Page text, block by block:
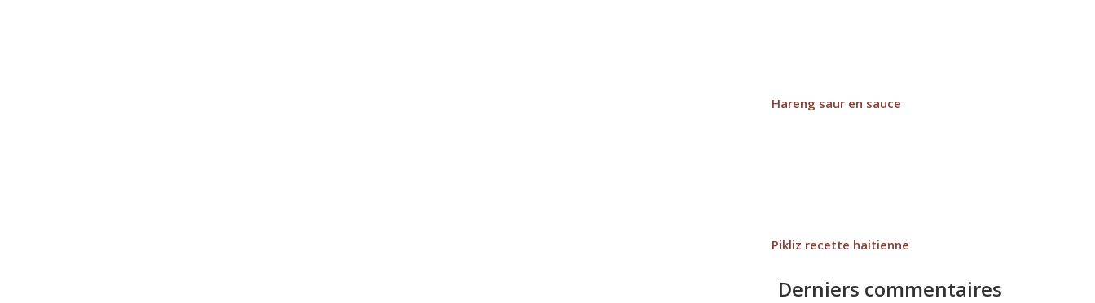
Hareng saur en sauce
Pikliz recette haitienne
Derniers commentaires